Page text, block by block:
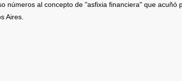
números al concepto de "asfixia financiera" que
Aires.